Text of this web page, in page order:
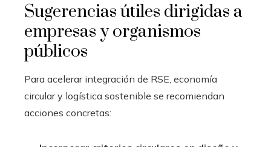
Sugerencias útiles dirigidas a
empresas y organismos
públicos
Para acelerar integración de RSE, economía
circular y logística sostenible se recomiendan
acciones concretas: